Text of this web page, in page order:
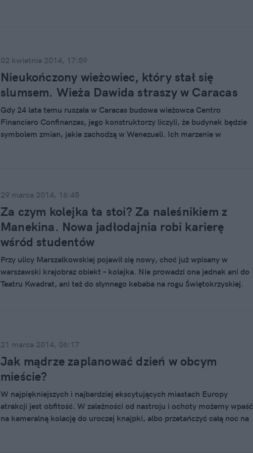
02 kwietnia 2014, 17:59
Nieukończony wieżowiec, który stał się
slumsem. Wieża Dawida straszy w Caracas
Gdy 24 lata temu ruszała w Caracas budowa wieżowca Centro
Financiero Confinanzas, jego konstruktorzy liczyli, że budynek będzie
symbolem zmian, jakie zachodzą w Wenezueli. Ich marzenie w
osób, będąc spektakularnym symbolem kryzysu, jaki ogarnął całe
państwo.
29 marca 2014, 16:45
Za czym kolejka ta stoi? Za naleśnikiem z
Manekina. Nowa jadłodajnia robi karierę
wśród studentów
Przy ulicy Marszałkowskiej pojawił się nowy, choć już wpisany w
warszawski krajobraz obiekt – kolejka. Nie prowadzi ona jednak ani do
Teatru Kwadrat, ani też do słynnego kebaba na rogu Świętokrzyskiej.
że nie do końca.
21 marca 2014, 06:17
Jak mądrze zaplanować dzień w obcym
mieście?
W najpiękniejszych i najbardziej ekscytujących miastach Europy
atrakcji jest obfitość. W zależności od nastroju i ochoty możemy wpaść
na kameralną kolację do uroczej knajpki, albo przetańczyć całą noc na